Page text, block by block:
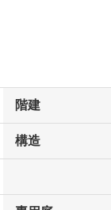
階建
構造